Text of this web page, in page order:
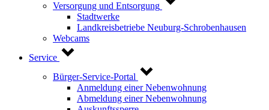
Versorgung und Entsorgung
Stadtwerke
Landkreisbetriebe Neuburg-Schrobenhausen
Webcams
Service
Bürger-Service-Portal
Anmeldung einer Nebenwohnung
Abmeldung einer Nebenwohnung